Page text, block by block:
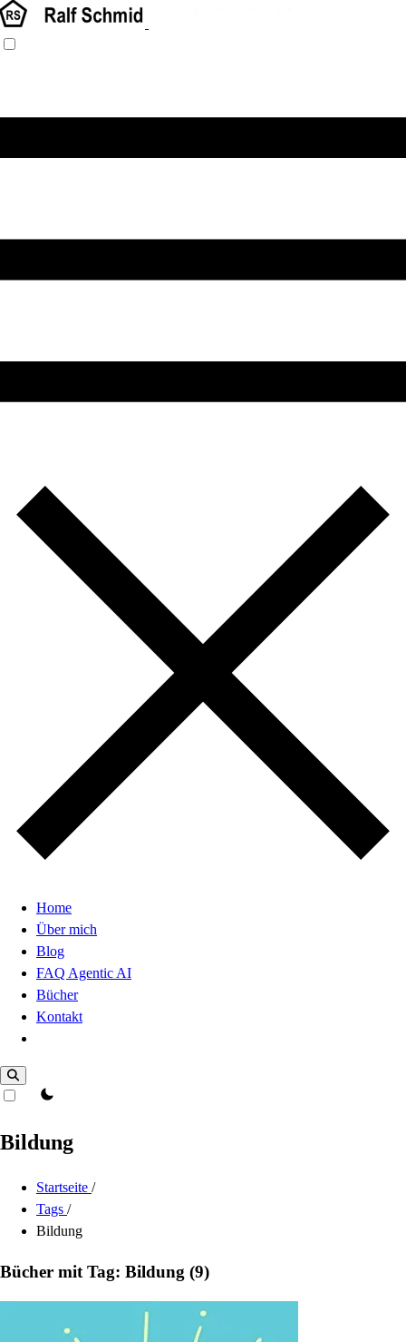
Home
Über mich
Blog
FAQ Agentic AI
Bücher
Kontakt
theme switcher
Bildung
Startseite /
Tags /
Bildung
Bücher mit Tag: Bildung (9)